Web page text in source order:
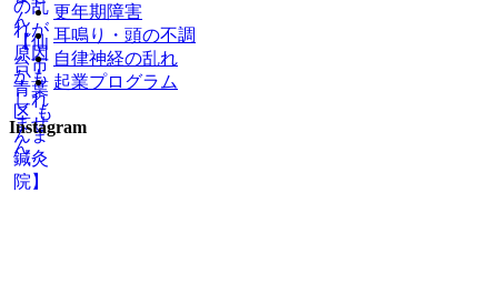
更年期障害
耳鳴り・頭の不調
自律神経の乱れ
起業プログラム
Instagram